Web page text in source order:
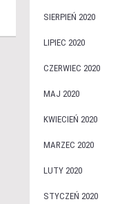
SIERPIEŃ 2020
LIPIEC 2020
CZERWIEC 2020
MAJ 2020
KWIECIEŃ 2020
MARZEC 2020
LUTY 2020
STYCZEŃ 2020